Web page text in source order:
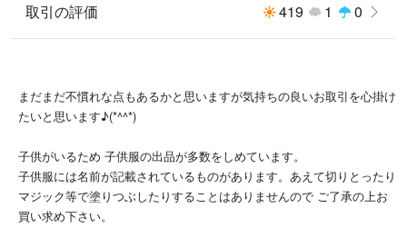
取引の評価 419 1 0
まだまだ不慣れな点もあるかと思いますが気持ちの良いお取引を心掛け
たいと思います♪(*^^*)
子供がいるため 子供服の出品が多数をしめています。
子供服には名前が記載されているものがあります。あえて切りとったり
マジック等で塗りつぶしたりすることはありませんので ご了承の上お
買い求め下さい。